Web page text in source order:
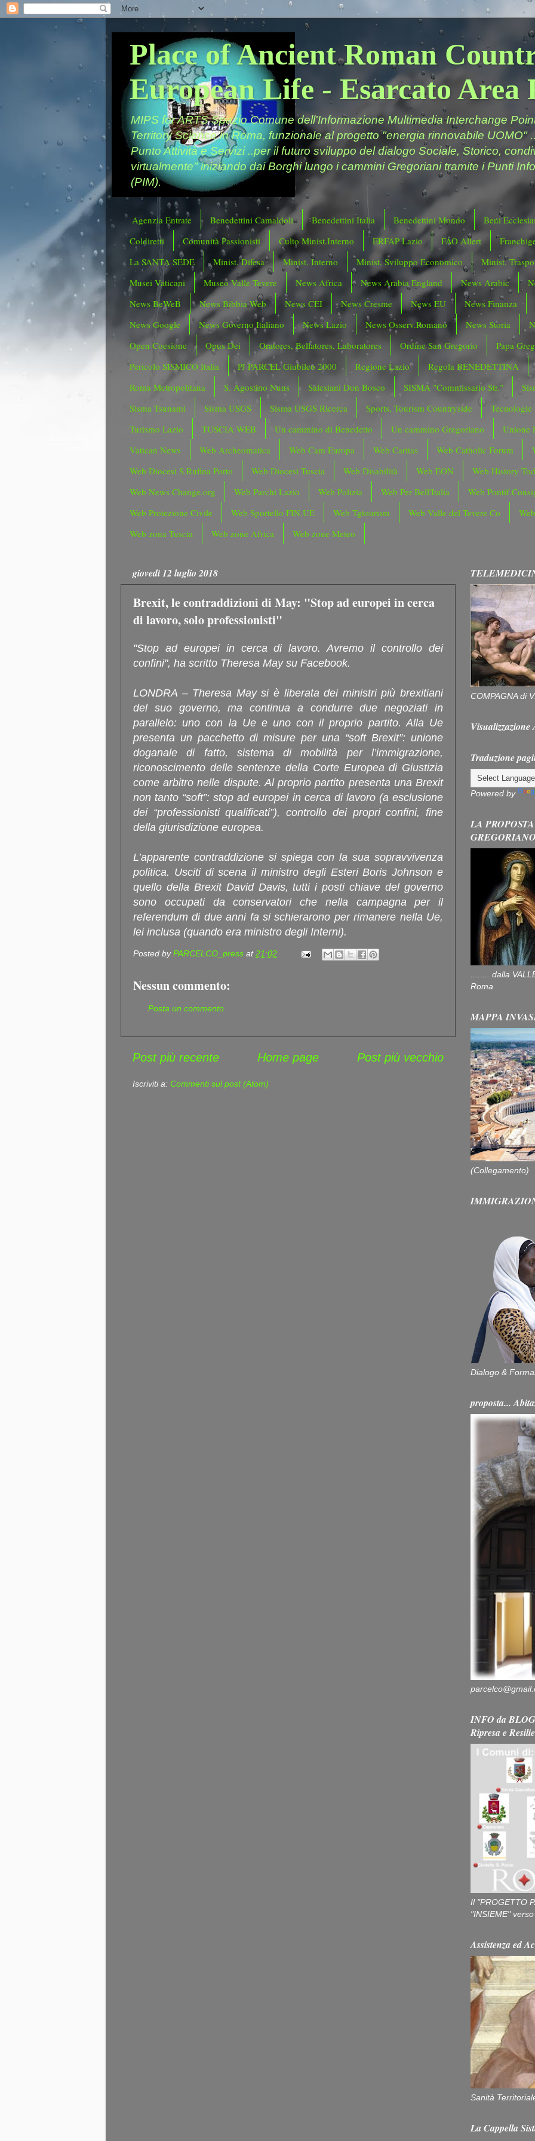
Place of Ancient Roman
European Life - Esarcato Area
MIPS for ARTS Spazio Comune dell'Informazione Multimedia Interchange
Territory Science in Roma, funzionale al progetto "energia rinnovabile UOMO"
Punto Attività e Servizi ..per il futuro sviluppo del dialogo Sociale, Storico,
virtualmente" iniziando dai Borghi lungo i cammini Gregoriani tramite i Punti
(PIM).
Agenzia Entrate Benedettini Camaldoli Benedettini Italia Benedettini Mondo
Beni
Coldiretti
Comunità Passionisti Culto Minist.Interno ERFAP Lazio FAO Allert
La SANTA SEDE
Minist. Difesa Minist. Interno Minist. Sviluppo Economico
Minist.
Musei Vaticani
Museo Valle Tevere News Africa News Arabia England News Arabic
News BeWeB
News Bibbia Web News CEI News Cresme News EU
News Finanza
News Google
News Governo Italiano News Lazio News Osserv.Romano News Storia
Open Coesione
Opus Dei Oratores, Bellatores, Laboratores Ordine San Gregorio
Papa
Pericolo SISMICO Italia
PJ PARCEL Giubileo 2000 Regione Lazio
Regola BENEDETTINA
Roma Metropolitana
S. Agostino Nuns Salesiani Don Bosco SISMA "Commissario Str."
Sisma Tsunami
Sisma USGS Sisma USGS Ricerca Sports, Tourism Countryside
Tecnologie
Turismo Lazio
TUSCIA WEB Un cammino di Benedetto Un cammino Gregoriano
Unione
Vatican News
Web Archeomatica Web Cam Europa Web Caritas Web Catholic Forum
Web Diocesi S.Rufina Porto
Web Diocesi Tuscia Web Disabilità Web EON
Web History
Web News Change.org
Web Parchi Lazio Web Polizia Web Per Bell'Italia
Web
Web Protezione Civile
Web Sportello FIN.UE Web Tgtourism Web Valle del Tevere Co
Web zona Tuscia
Web zone Africa Web zone Meteo
giovedì 12 luglio 2018
Brexit, le contraddizioni di May: "Stop ad europei in cerca
di lavoro, solo professionisti"
"Stop ad europei in cerca di lavoro. Avremo il controllo dei
confini", ha scritto Theresa May su Facebook.
LONDRA – Theresa May si è liberata dei ministri più brexitiani
del suo governo, ma continua a condurre due negoziati in
parallelo: uno con la Ue e uno con il proprio partito. Alla Ue
presenta un pacchetto di misure per una “soft Brexit”: unione
doganale di fatto, sistema di mobilità per l’immigrazione,
riconoscimento delle sentenze della Corte Europea di Giustizia
come arbitro nelle dispute. Al proprio partito presenta una Brexit
non tanto “soft”: stop ad europei in cerca di lavoro (a esclusione
dei “professionisti qualificati”), controllo dei propri confini, fine
della giurisdizione europea.
L’apparente contraddizione si spiega con la sua sopravvivenza
politica. Usciti di scena il ministro degli Esteri Boris Johnson e
quello della Brexit David Davis, tutti i posti chiave del governo
sono occupati da conservatori che nella campagna per il
referendum di due anni fa si schierarono per rimanere nella Ue,
lei inclusa (quando era ministro degli Interni).
Posted byPARCELCO_press at21:02
Nessun commento:
Posta un commento
Post più recente Post più vecchio
Home page
Iscriviti a: Commenti sul post (Atom)
COMPAGNA di
Traduzione
Powered by
LA
........ dalla
Roma
MAPPA
(Collegamento)
Dialogo &
proposta...
INFO da
Ripresa e
Il "PROGETTO
"INSIEME"
Assistenza ed
Sanità
La Cappella